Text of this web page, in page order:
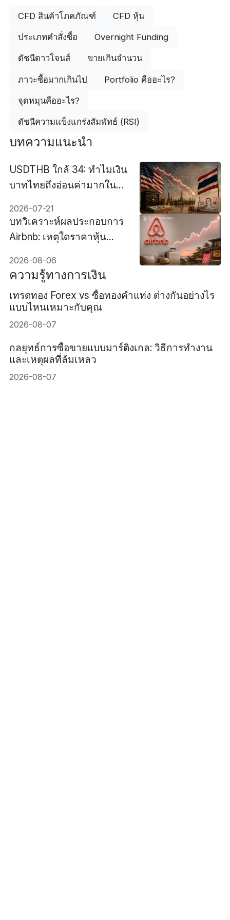
CFD สินค้าโภคภัณฑ์ CFD หุ้น
ประเภทคำสั่งซื้อ Overnight Funding
ดัชนีดาวโจนส์ ขายเกินจำนวน
ภาวะซื้อมากเกินไป Portfolio คืออะไร?
จุดหมุนคืออะไร?
ดัชนีความแข็งแกร่งสัมพัทธ์ (RSI)
บทความแนะนำ
USDTHB ใกล้ 34: ทำไมเงิน
บาทไทยถึงอ่อนค่ามากในปี
2026-07-21
บทวิเคราะห์ผลประกอบการ
Airbnb: เหตุใดราคาหุ้น
ได้จะเติบโต 16%
2026-08-06
ความรู้ทางการเงิน
เทรดทอง Forex vs ซื้อทองคำแท่ง ต่างกันอย่างไร
แบบไหนเหมาะกับคุณ
2026-08-07
กลยุทธ์การซื้อขายแบบมาร์ติงเกล: วิธีการทำงาน
และเหตุผลที่ล้มเหลว
2026-08-07